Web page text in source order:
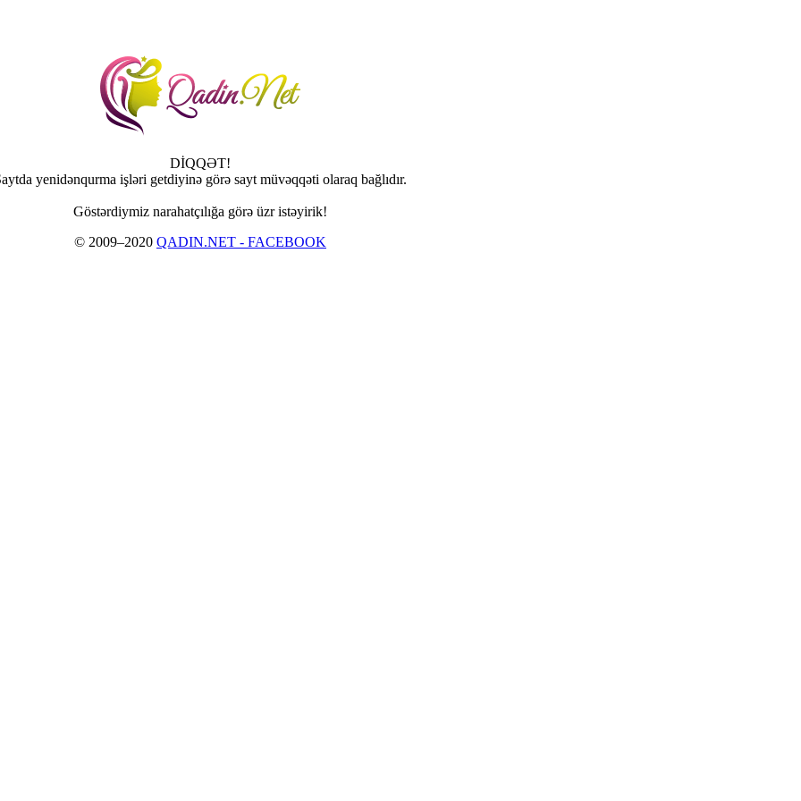
DİQQƏT!
yenidənqurma işləri getdiyinə görə sayt müvəqqəti olaraq bağlıdır.
Göstərdiymiz narahatçılığa görə üzr istəyirik!
© 2009–2020 QADIN.NET - FACEBOOK